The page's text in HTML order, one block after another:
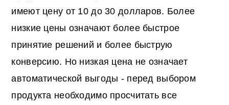
имеют цену от 10 до 30 долларов. Более
низкие цены означают более быстрое
принятие решений и более быструю
конверсию. Но низкая цена не означает
автоматической выгоды - перед выбором
продукта необходимо просчитать все